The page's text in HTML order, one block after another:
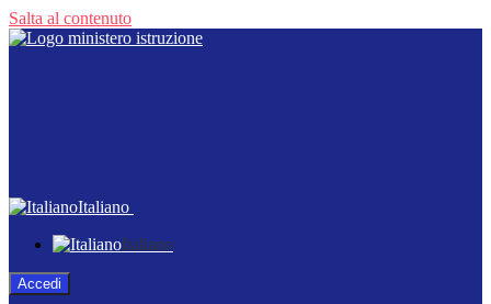
Salta al contenuto
Italiano
Italiano
Accedi